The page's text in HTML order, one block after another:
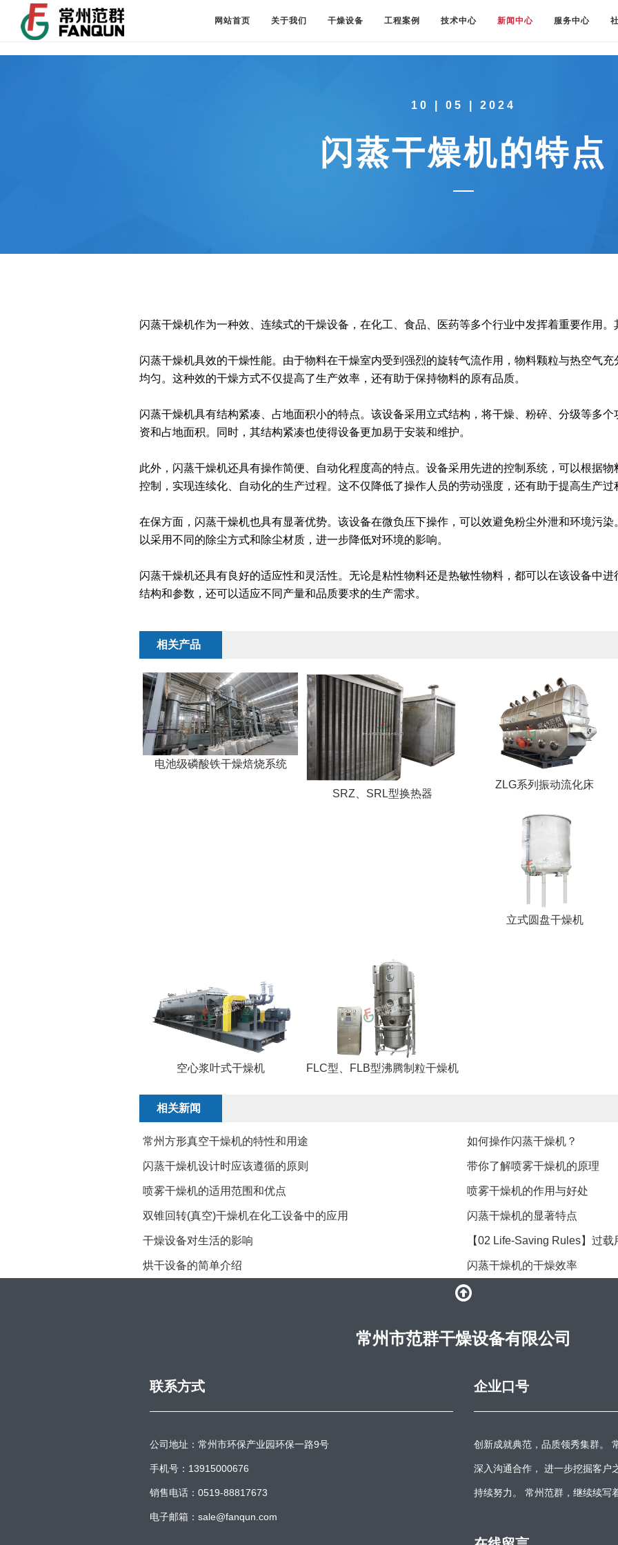
网站首页 关于我们 干燥设备 工程案例 技术中心 新闻中心 服务中心
10 | 05 | 2024
闪蒸干燥机的特点
闪蒸干燥机作为一种效、连续式的干燥设备，在化工、食品、医药等多个行业中发挥着重要作用。
闪蒸干燥机具效的干燥性能。由于物料在干燥室内受到强烈的旋转气流作用，物料颗粒与热空气
均匀。这种效的干燥方式不仅提高了生产效率，还有助于保持物料的原有品质。
闪蒸干燥机具有结构紧凑、占地面积小的特点。该设备采用立式结构，将干燥、粉碎、分级等多
资和占地面积。同时，其结构紧凑也使得设备更加易于安装和维护。
此外，闪蒸干燥机还具有操作简便、自动化程度高的特点。设备采用先进的控制系统，可以根据
控制，实现连续化、自动化的生产过程。这不仅降低了操作人员的劳动强度，还有助于提高生产过
在保方面，闪蒸干燥机也具有显著优势。该设备在微负压下操作，可以效避免粉尘外泄和环境污
以采用不同的除尘方式和除尘材质，进一步降低对环境的影响。
闪蒸干燥机还具有良好的适应性和灵活性。无论是粘性物料还是热敏性物料，都可以在该设备中
结构和参数，还可以适应不同产量和品质要求的生产需求。
相关产品
电池级磷酸铁干燥焙烧系统
SRZ、SRL型换热器
ZLG系列振动流化床
立式圆盘干燥机
空心浆叶式干燥机 FLC型、FLB型沸腾制粒干燥机
相关新闻
常州方形真空干燥机的特性和用途 如何操作闪蒸干燥机？
闪蒸干燥机设计时应该遵循的原则 带你了解喷雾干燥机的原理
喷雾干燥机的适用范围和优点 喷雾干燥机的作用与好处
双锥回转(真空)干燥机在化工设备中的应用 闪蒸干燥机的显著特点
干燥设备对生活的影响 【02 Life-Saving Rules】过
烘干设备的简单介绍 闪蒸干燥机的干燥效率
常州市范群干燥设备有限公司
联系方式
公司地址：常州市环保产业园环保一路9号
手机号：13915000676
销售电话：0519-88817673
电子邮箱：sale@fanqun.com
企业口号
创新成就典范，品质领秀集群。
深入沟通合作， 进一步挖掘客户
持续努力。 常州范群，继续续写